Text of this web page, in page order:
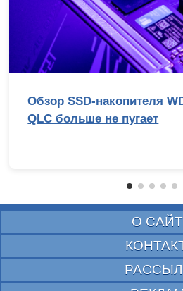
Обзор SSD-накопителя
QLC больше не пугает
О